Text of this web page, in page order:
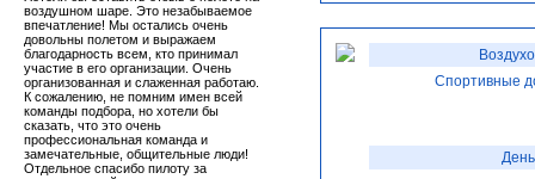
воздушном шаре. Это незабываемое
впечатление! Мы остались очень
довольны полетом и выражаем
благодарность всем, кто принимал
участие в его организации. Очень
организованная и слаженная работаю.
К сожалению, не помним имен всей
команды подбора, но хотели бы
сказать, что это очень
профессиональная команда и
замечательные, общительные люди!
Отдельное спасибо пилоту за
Спортивные